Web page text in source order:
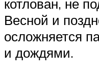
котлован, не
Весной и
осложняется
и дождями.